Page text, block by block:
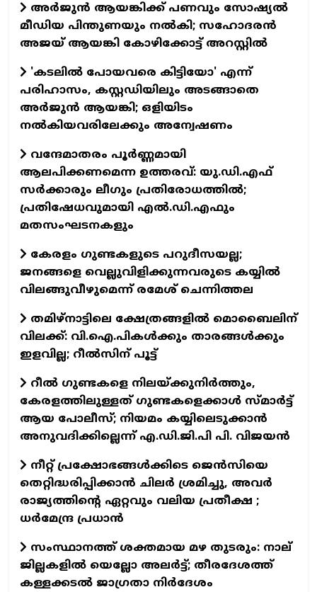
അർജുൻ ആയങ്കിക്ക് പണവും സോഷ്യൽ
മീഡിയ പിന്തുണയും നൽകി; സഹോദരൻ
അജയ് ആയങ്കി കോഴിക്കോട്ട് അറസ്റ്റിൽ
'കടലിൽ പോയവരെ കിട്ടിയോ' എന്ന്
പരിഹാസം, കസ്റ്റഡിയിലും അടങ്ങാതെ
അർജുൻ ആയങ്കി; ഒളിയിടം
നൽകിയവരിലേക്കും അന്വേഷണം
വന്ദേമാതരം പൂർണ്ണമായി
ആലപിക്കണമെന്ന ഉത്തരവ്: യു.ഡി.എഫ്
സർക്കാരും ലീഗും പ്രതിരോധത്തിൽ;
പ്രതിഷേധവുമായി എൽ.ഡി.എഫും
മതസംഘടനകളും
കേരളം ഗുണ്ടകളുടെ പറുദീസയല്ല;
ജനങ്ങളെ വെല്ലുവിളിക്കുന്നവരുടെ കയ്യിൽ
വിലങ്ങുവീഴുമെന്ന് രമേശ് ചെന്നിത്തല
തമിഴ്‌നാട്ടിലെ ക്ഷേത്രങ്ങളിൽ മൊബൈലിന്
വിലക്ക്: വി.ഐ.പികൾക്കും താരങ്ങൾക്കും
ഇളവില്ല; റീൽസിന് പൂട്ട്
റീൽ ഗുണ്ടകളെ നിലയ്ക്കുനിർത്തും,
കേരളത്തിലുള്ളത് ഗുണ്ടകളെക്കാൾ സ്മാർട്ട്
ആയ പോലീസ്; നിയമം കയ്യിലെടുക്കാൻ
അനുവദിക്കില്ലെന്ന് എ.ഡി.ജി.പി പി. വിജയൻ
നീറ്റ് പ്രക്ഷോഭങ്ങൾക്കിടെ ജെൻസിയെ
തെറ്റിദ്ധരിപ്പിക്കാൻ ചിലർ ശ്രമിച്ചു, അവർ
രാജ്യത്തിന്റെ ഏറ്റവും വലിയ പ്രതീക്ഷ ;
ധർമേന്ദ്ര പ്രധാൻ
സംസ്ഥാനത്ത് ശക്തമായ മഴ തുടരും: നാല്
ജില്ലകളിൽ യെല്ലോ അലർട്ട്; തീരദേശത്ത്
കള്ളക്കടൽ ജാഗ്രതാ നിർദേശം